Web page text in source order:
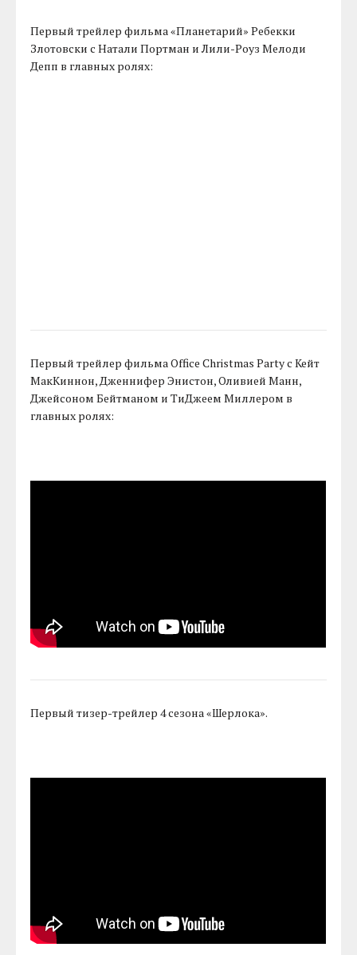
Первый трейлер фильма «Планетарий» Ребекки
Злотовски с Натали Портман и Лили-Роуз Мелоди
Депп в главных ролях:
Первый трейлер фильма Office Christmas Party с Кейт
МакКиннон, Дженнифер Энистон, Оливией Манн,
Джейсоном Бейтманом и ТиДжеем Миллером в
главных ролях:
Первый тизер-трейлер 4 сезона «Шерлока».